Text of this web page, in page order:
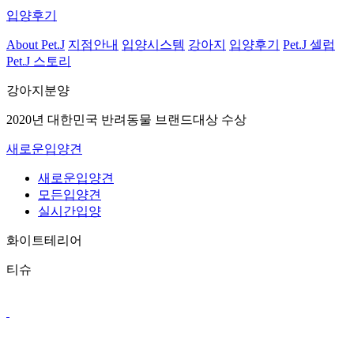
입양후기
About Pet.J 지점안내 입양시스템 강아지 입양후기
Pet.J 셀럽
Pet.J 스토리
강아지분양
2020년 대한민국 반려동물 브랜드대상 수상
새로운입양견
새로운입양견
모든입양견
실시간입양
화이트테리어
티슈